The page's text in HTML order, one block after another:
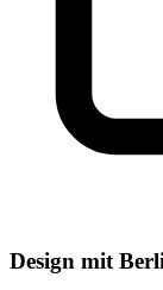
Design mit